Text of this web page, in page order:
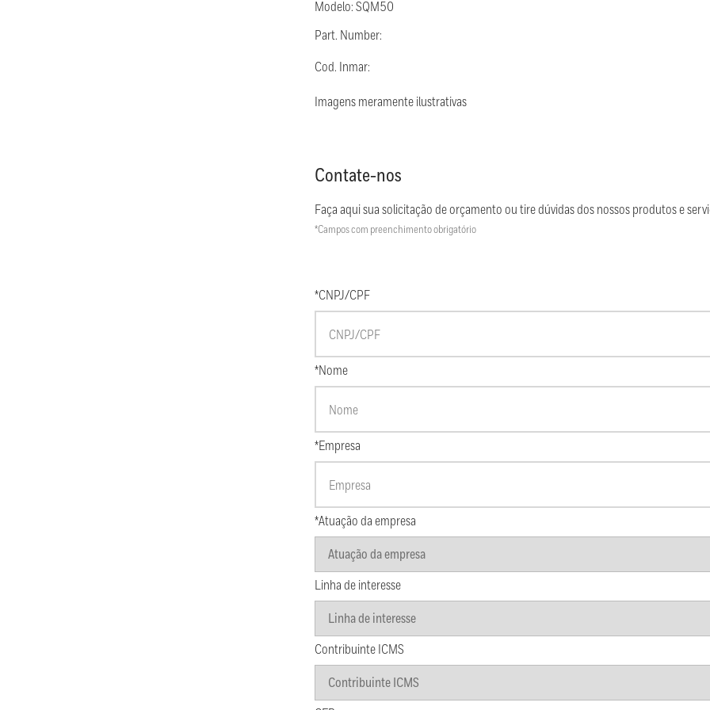
Modelo: SQM50
Part. Number:
Cod. Inmar:
Imagens meramente ilustrativas
Contate-nos
Faça aqui sua solicitação de orçamento ou tire dúvidas dos nossos produtos e
*Campos com preenchimento obrigatório
*CNPJ/CPF
*Nome
*Empresa
*Atuação da empresa
Linha de interesse
Contribuinte ICMS